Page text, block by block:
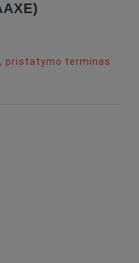
pristatymo terminas